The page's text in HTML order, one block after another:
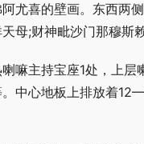
尤喜的壁画。东西两
母;财神毗沙门那穆斯
嘛主持宝座1处，上
中心地板上排放着